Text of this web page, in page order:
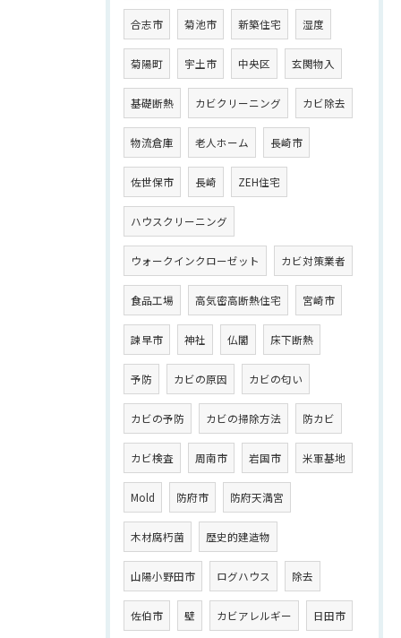
合志市 菊池市 新築住宅 湿度
菊陽町 宇土市 中央区 玄関物入
基礎断熱 カビクリーニング カビ除去
物流倉庫 老人ホーム 長崎市
佐世保市 長崎 ZEH住宅
ハウスクリーニング
ウォークインクローゼット カビ対策業者
食品工場 高気密高断熱住宅 宮崎市
諫早市 神社 仏閣 床下断熱
予防 カビの原因 カビの匂い
カビの予防 カビの掃除方法 防カビ
カビ検査 周南市 岩国市 米軍基地
Mold 防府市 防府天満宮
木材腐朽菌 歴史的建造物
山陽小野田市 ログハウス 除去
佐伯市 壁 カビアレルギー 日田市